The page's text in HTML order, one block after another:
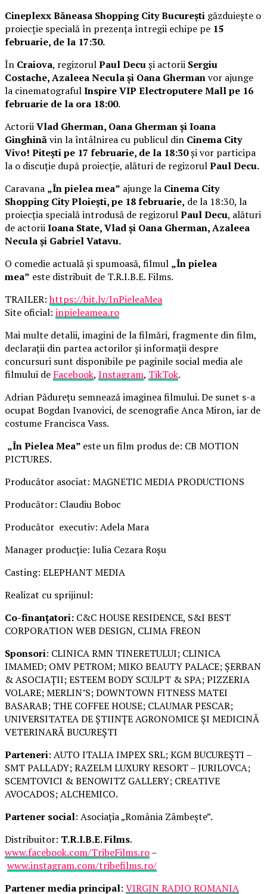
Cineplexx Băneasa Shopping City București găzduiește o
proiecție specială în prezența întregii echipe pe 15
februarie, de la 17:30.
În Craiova, regizorulPaul Decuși actorii Sergiu
Costache, Azaleea Necula și Oana Ghermanvor ajunge
la cinematografulInspire VIP Electroputere Mall pe 16
februarie de la ora 18:00.
ActoriiVlad Gherman, Oana Gherman și Ioana
Ginghinăvin la întâlnirea cu publicul din Cinema City
Vivo! Pitești pe 17 februarie, de la 18:30și vor participa
la o discuție după proiecție, alături de regizorulPaul Decu.
Caravana „În pielea mea” ajunge la Cinema City
Shopping City Ploiești, pe 18 februarie, de la 18:30, la
proiecția specială introdusă de regizorulPaul Decu, alături
de actoriiIoana State, Vlad și Oana Gherman, Azaleea
Necula și Gabriel Vatavu.
O comedie actuală și spumoasă, filmul „În pielea
mea” este distribuit de T.R.I.B.E. Films.
TRAILER:https://bit.ly/InPieleaMea
Site oficial: inpieleamea.ro
Mai multe detalii, imagini de la filmări, fragmente din film,
declarații din partea actorilor și informații despre
concursuri sunt disponibile pe paginile social media ale
filmului de Facebook, Instagram, TikTok.
Adrian Pădurețu semnează imaginea filmului. De sunet s-a
ocupat Bogdan Ivanovici, de scenografie Anca Miron, iar de
costume Francisca Vass.
„În Pielea Mea” este un film produs de: CB MOTION
PICTURES.
Producător asociat: MAGNETIC MEDIA PRODUCTIONS
Producător: Claudiu Boboc
Producător executiv: Adela Mara
Manager producție: Iulia Cezara Roșu
Casting: ELEPHANT MEDIA
Realizat cu sprijinul:
Co-finanțatori: C&C HOUSE RESIDENCE, S&I BEST
CORPORATION WEB DESIGN, CLIMA FREON
Sponsori: CLINICA RMN TINERETULUI; CLINICA
IMAMED; OMV PETROM; MIKO BEAUTY PALACE; ȘERBAN
& ASOCIAȚII; ESTEEM BODY SCULPT & SPA; PIZZERIA
VOLARE; MERLIN’S; DOWNTOWN FITNESS MATEI
BASARAB; THE COFFEE HOUSE; CLAUMAR PESCAR;
UNIVERSITATEA DE ȘTIINȚE AGRONOMICE ȘI MEDICINĂ
VETERINARĂ BUCUREȘTI
Parteneri: AUTO ITALIA IMPEX SRL; KGM BUCUREȘTI –
SMT PALLADY; RAZELM LUXURY RESORT – JURILOVCA;
SCEMTOVICI & BENOWITZ GALLERY; CREATIVE
AVOCADOS; ALCHEMICO.
Partener social: Asociația „România Zâmbește”.
Distribuitor: T.R.I.B.E. Films.
www.facebook.com/TribeFilms.ro–
www.instagram.com/tribefilms.ro/
Partener media principal: VIRGIN RADIO ROMANIA